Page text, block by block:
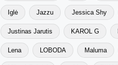
Iglė Jazzu Jessica Shy
Justinas Jarutis KAROL G
Lena LOBODA Maluma